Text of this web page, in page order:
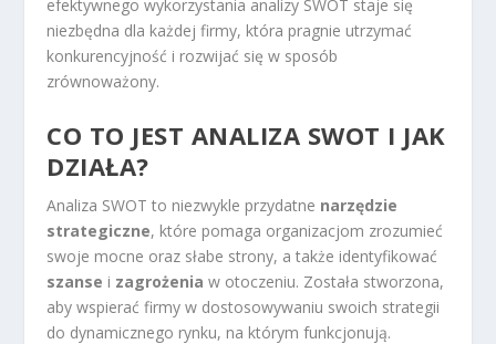
efektywnego wykorzystania analizy SWOT staje się
niezbędna dla każdej firmy, która pragnie utrzymać
konkurencyjność i rozwijać się w sposób
zrównoważony.
CO TO JEST ANALIZA SWOT I JAK
DZIAŁA?
Analiza SWOT to niezwykle przydatne narzędzie
strategiczne, które pomaga organizacjom zrozumieć
swoje mocne oraz słabe strony, a także identyfikować
szanse i zagrożenia w otoczeniu. Została stworzona,
aby wspierać firmy w dostosowywaniu swoich strategii
do dynamicznego rynku, na którym funkcjonują.